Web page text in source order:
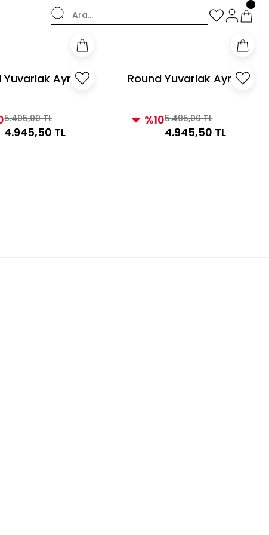
Kargo Bedava!
Yuvarlak Ayna
5.495,00 TL
4.945,50 TL
Round Yuvarlak Ayna
%105.495,00 TL
4.945,50 TL